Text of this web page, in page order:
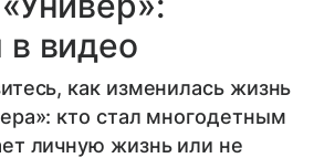
видео
как изменилась жизнь
кто стал многодетным
личную жизнь или не